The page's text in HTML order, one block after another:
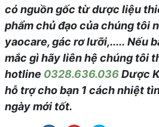
có nguồn gốc từ dược liệu
phẩm chủ đạo của chúng tôi
yaocare, gác rơ lưỡi,..... Nếu
mắc gì hãy liên hệ chúng tôi
hotline 0328.636.036Dược
hỗ trợ cho bạn 1 cách nhiệt
ngày mới tốt.